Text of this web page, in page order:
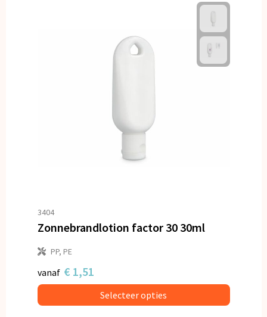
3404
Zonnebrandlotion factor 30 30ml
PP, PE
vanaf € 1,51
Selecteer opties